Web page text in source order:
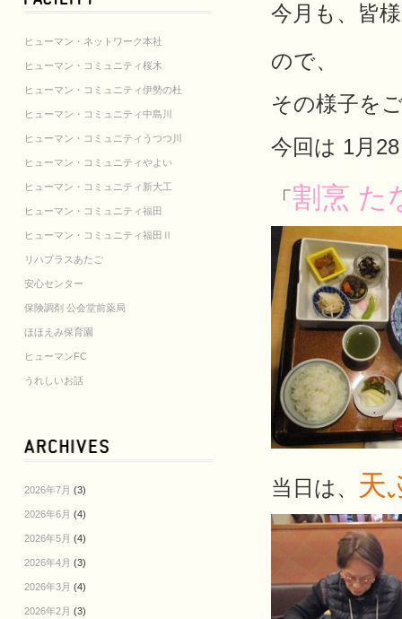
ヒューマン・ネットワーク本社
ヒューマン・コミュニティ桜木
ヒューマン・コミュニティ伊勢の杜
ヒューマン・コミュニティ中島川
ヒューマン・コミュニティうつつ川
ヒューマン・コミュニティやよい
ヒューマン・コミュニティ新大工
ヒューマン・コミュニティ福田
ヒューマン・コミュニティ福田Ⅱ
リハプラスあたご
安心センター
保険調剤 公会堂前薬局
ほほえみ保育園
ヒューマンFC
うれしいお話
2026年7月 (3)
2026年6月 (4)
2026年5月 (4)
2026年4月 (3)
2026年3月 (4)
2026年2月 (3)
今月も、皆
ので、
その様子を
今回は 1月
「 割烹 た
当日は、 天